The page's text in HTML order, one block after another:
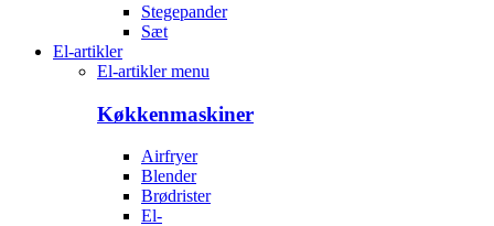
Stegepander
Sæt
El-artikler
El-artikler menu
Køkkenmaskiner
Airfryer
Blender
Brødrister
El-